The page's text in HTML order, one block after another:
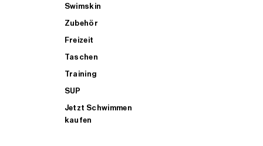
Swimskin
Zubehör
Freizeit
Taschen
Training
SUP
Jetzt Schwimmen
kaufen